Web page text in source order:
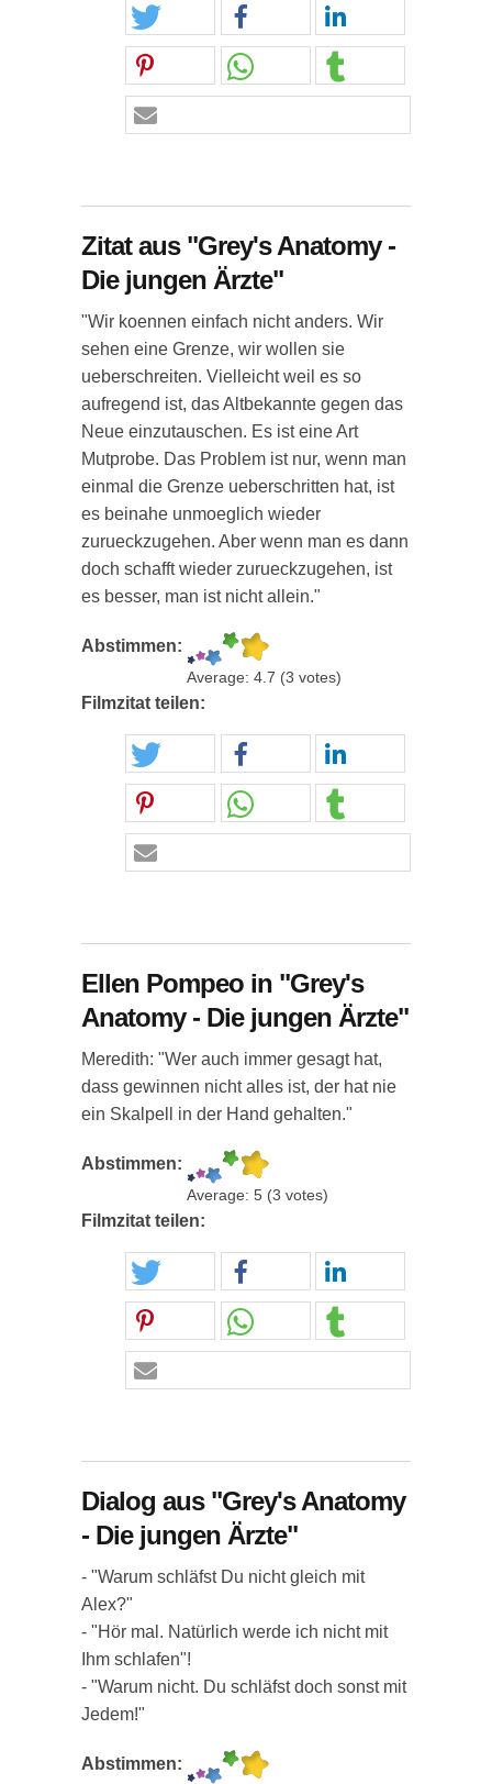
Zitat aus "Grey's Anatomy -
Die jungen Ärzte"
"Wir koennen einfach nicht anders. Wir
sehen eine Grenze, wir wollen sie
ueberschreiten. Vielleicht weil es so
aufregend ist, das Altbekannte gegen das
Neue einzutauschen. Es ist eine Art
Mutprobe. Das Problem ist nur, wenn man
einmal die Grenze ueberschritten hat, ist
es beinahe unmoeglich wieder
zurueckzugehen. Aber wenn man es dann
doch schafft wieder zurueckzugehen, ist
es besser, man ist nicht allein."
Abstimmen:
Average: 4.7 (3 votes)
Filmzitat teilen:
Ellen Pompeo in "Grey's
Anatomy - Die jungen Ärzte"
Meredith: "Wer auch immer gesagt hat,
dass gewinnen nicht alles ist, der hat nie
ein Skalpell in der Hand gehalten."
Abstimmen:
Average: 5 (3 votes)
Filmzitat teilen:
Dialog aus "Grey's Anatomy
- Die jungen Ärzte"
- "Warum schläfst Du nicht gleich mit
Alex?"
- "Hör mal. Natürlich werde ich nicht mit
Ihm schlafen"!
- "Warum nicht. Du schläfst doch sonst mit
Jedem!"
Abstimmen: